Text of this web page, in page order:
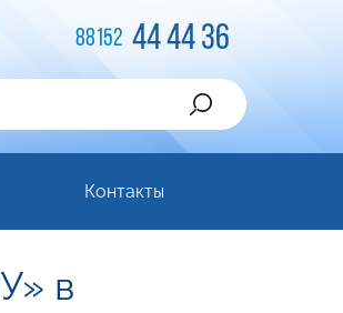
88152 44 44 36
Контакты
в